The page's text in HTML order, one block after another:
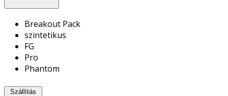
Breakout Pack
szintetikus
FG
Pro
Phantom
Szállítás